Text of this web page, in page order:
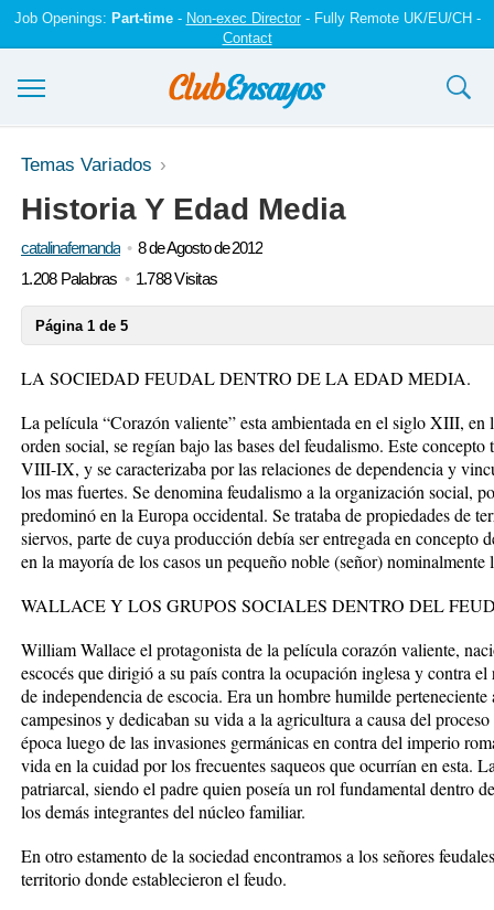
Job Openings: Part-time- Non-exec Director- Fully Remote UK/EU/CH -
Contact
Ensayos y trabajos
Registrarse
Iniciar sesión
Temas Variados
Historia Y Edad Media
catalinafernanda
8 de Agosto de 2012
1.208 Palabras
1.788 Visitas
Página 1 de 5
LA SOCIEDAD FEUDAL DENTRO DE LA EDAD MEDIA.
La película “Corazón valiente” esta ambientada en el siglo XIII, en
orden social, se regían bajo las bases del feudalismo. Este
VIII-IX, y se caracterizaba por las relaciones de dependencia y
los mas fuertes. Se denomina feudalismo a la organización social,
predominó en la Europa occidental. Se trataba de propiedades de
siervos, parte de cuya producción debía ser entregada en concepto
en la mayoría de los casos un pequeño noble (señor) nominalmente
WALLACE Y LOS GRUPOS SOCIALES DENTRO DEL
William Wallace el protagonista de la película corazón valiente,
escocés que dirigió a su país contra la ocupación inglesa y contra
de independencia de escocia. Era un hombre humilde
campesinos y dedicaban su vida a la agricultura a causa del
época luego de las invasiones germánicas en contra del imperio
vida en la cuidad por los frecuentes saqueos que ocurrían en esta.
patriarcal, siendo el padre quien poseía un rol fundamental dentro
los demás integrantes del núcleo familiar.
En otro estamento de la sociedad encontramos a los señores
territorio donde establecieron el feudo.